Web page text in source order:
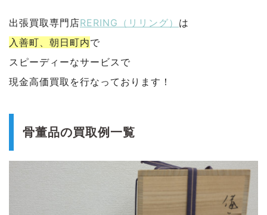
出張買取専門店RERING（リリング） は
入善町、朝日町内で
スピーディーなサービスで
現金高価買取を行なっております！
骨董品の買取例一覧